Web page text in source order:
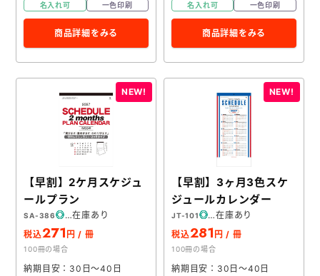
名入れ可 一色印刷
商品詳細をみる
名入れ可 一色印刷
商品詳細をみる
【早割】2ケ月スケジュ
ールプラン
SA-386
在庫あり
税込271 円 / 冊
100冊の場合
納期目安：30日～40日
【早割】3ヶ月3色スケ
ジュールカレンダー
JT-101
在庫あり
税込281 円 / 冊
100冊の場合
納期目安：30日～40日